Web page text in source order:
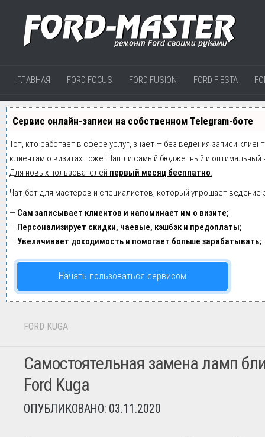
ГЛАВНАЯ FORD FOCUS FORD FUSION FORD FIESTA
Сервис онлайн-записи на собственном Telegram-боте
Тот, кто работает в сфере услуг, знает — без ведения записи
клиентам о визитах тоже. Нашли самый бюджетный и оптимальный
Для новых пользователей первый месяц бесплатно.
Чат-бот для мастеров и специалистов, который упрощает ведение
— Сам записывает клиентов и напоминает им о визите;
— Персонализирует скидки, чаевые, кэшбэк и предоплаты;
—Увеличивает доходимость и помогает больше зарабатывать;
Начать пользоваться сервисом
FORD KUGA
Самостоятельная замена ламп
Ford Kuga
ОПУБЛИКОВАНО: 03.11.2020